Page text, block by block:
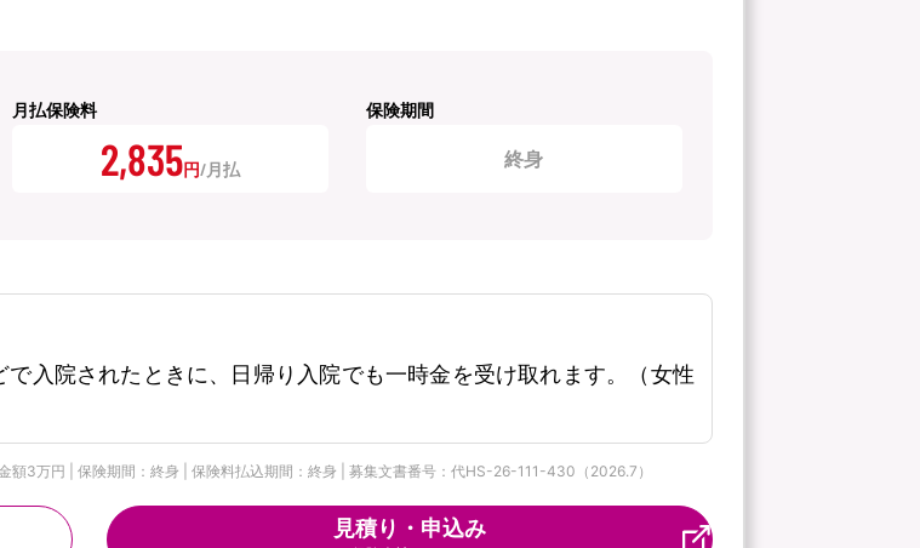
月払保険料
2,835円
保険期間
終身
入院されたときに、日帰り入院でも一時金を受け取れます。（女性
3万円 | 保険期間：終身 | 保険料払込期間：終身 | 募集文書番号：代HS-26-111-430（2026.7）
見積り・申込み